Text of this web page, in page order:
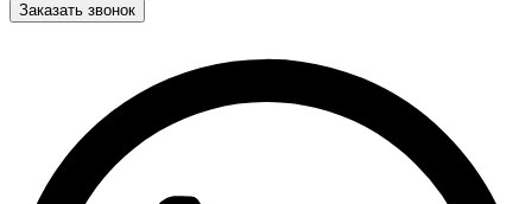
Заказать звонок